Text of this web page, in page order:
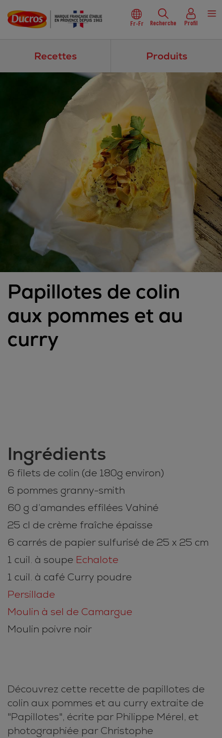
Fr-Fr Recherche Profil
Recettes Produits
Papillotes de colin
aux pommes et au
curry
Ingrédients
6 filets de colin (de 180g environ)
6 pommes granny-smith
60 g d’amandes effilées Vahiné
25 cl de crème fraîche épaisse
6 carrés de papier sulfurisé de 25 x 25 cm
1 cuil. à soupe Echalote
1 cuil. à café Curry poudre
Persillade
Moulin à sel de Camargue
Moulin poivre noir
Découvrez cette recette de papillotes de
colin aux pommes et au curry extraite de
"Papillotes", écrite par Philippe Mérel, et
photographiée par Christophe